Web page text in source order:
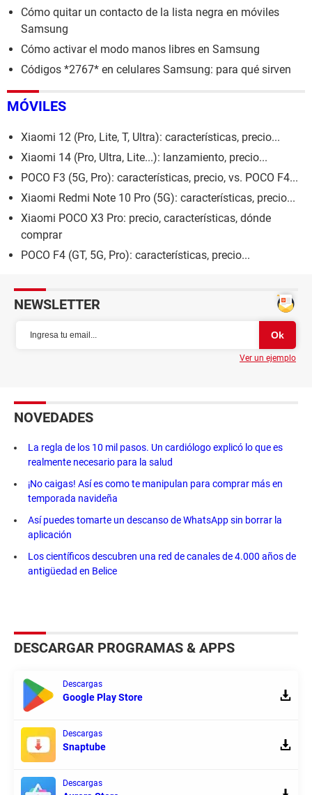
Cómo quitar un contacto de la lista negra en móviles
Samsung
Cómo activar el modo manos libres en Samsung
Códigos *2767* en celulares Samsung: para qué sirven
MÓVILES
Xiaomi 12 (Pro, Lite, T, Ultra): características, precio...
Xiaomi 14 (Pro, Ultra, Lite...): lanzamiento, precio...
POCO F3 (5G, Pro): características, precio, vs. POCO F4...
Xiaomi Redmi Note 10 Pro (5G): características, precio...
Xiaomi POCO X3 Pro: precio, características, dónde
comprar
POCO F4 (GT, 5G, Pro): características, precio...
NEWSLETTER
Ver un ejemplo
NOVEDADES
La regla de los 10 mil pasos. Un cardiólogo explicó lo que es
realmente necesario para la salud
¡No caigas! Así es como te manipulan para comprar más en
temporada navideña
Así puedes tomarte un descanso de WhatsApp sin borrar la
aplicación
Los científicos descubren una red de canales de 4.000 años de
antigüedad en Belice
DESCARGAR PROGRAMAS & APPS
Descargas
Google Play Store
Descargas
Snaptube
Descargas